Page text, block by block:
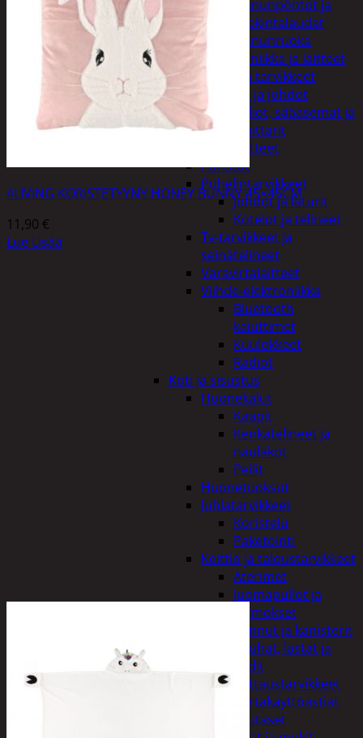
Linnunpöntöt ja
ruokintalaudat
Linnunruoka
Kodin elektroniikka ja laitteet
Imurit ja tarvikkeet
Kaapelit ja johdot
Kelloradiot, sääasemat ja
lämpömittarit
Oheislaitteet
Paristot
Puhelintarvikkeet
Johdot ja laturit
Kotelot ja telineet
Tv-tarvikkeet ja
seinätelineet
Varavirtalaitteet
Viihde-elektroniikka
Bluetooth
kaiuttimet
Kuulokkeet
Radiot
Koti ja sisustus
Huonekalut
Kaapit
Kenkätelineet ja
naulakot
Peilit
Huonetuoksut
Juhlatarvikkeet
Koristelu
Paketointi
Keittiö ja taloustarvikkeet
Aterimet
Juomapullot ja
termokset
Kannut ja kanisterit
Kauhat, lastat ja
sudit
Kattaustarvikkeet
Kertakäyttöastiat
Lautaset
4LIVING KORISTETYYNY HONEY BUNNY 45×45CM
11,90 €
Lue Lisää